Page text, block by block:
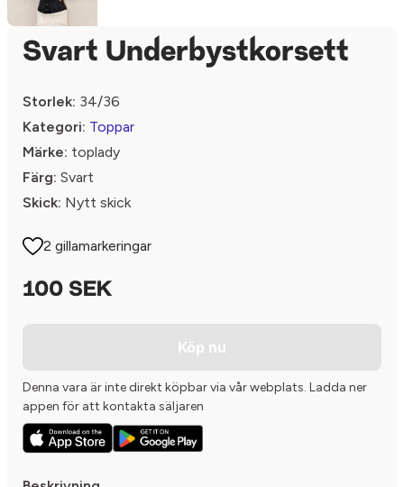
Svart Underbystkorsett
Storlek: 34/36
Kategori: Toppar
Märke: toplady
Färg: Svart
Skick: Nytt skick
2 gillamarkeringar
100 SEK
Köp nu
Denna vara är inte direkt köpbar via vår webplats. Ladda ner
appen för att kontakta säljaren